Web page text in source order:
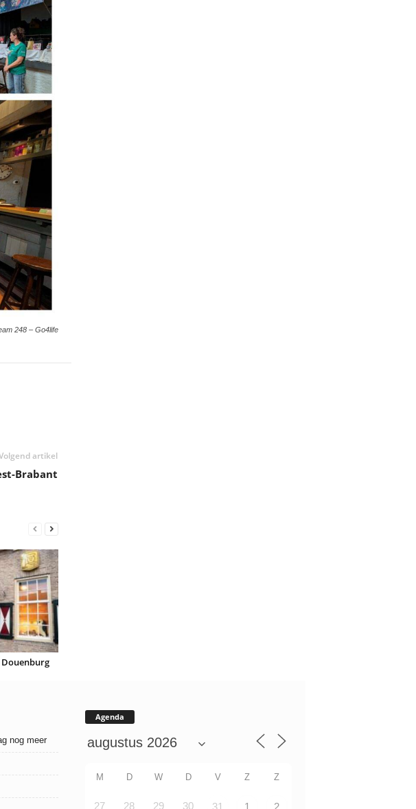
248 – Go4life
artikel
Brabant
Douenburg
nog meer
Agenda
M D W D V Z Z
27 28 29 30